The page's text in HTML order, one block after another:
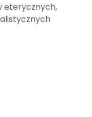
eterycznych,